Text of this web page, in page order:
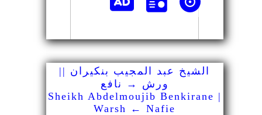
الشيخ عبد المجيب بنكيران ||
ورش → نافع
Sheikh Abdelmoujib Benkirane |
Warsh ← Nafie